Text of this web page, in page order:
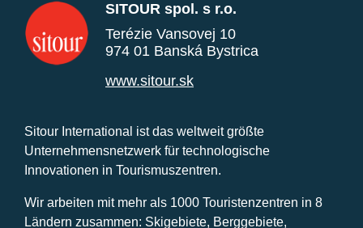
SITOUR spol. s r.o.
Terézie Vansovej 10
974 01 Banská Bystrica
www.sitour.sk
Sitour International ist das weltweit größte
Unternehmensnetzwerk für technologische
Innovationen in Tourismuszentren.
Wir arbeiten mit mehr als 1000 Touristenzentren in 8
Ländern zusammen: Skigebiete, Berggebiete,